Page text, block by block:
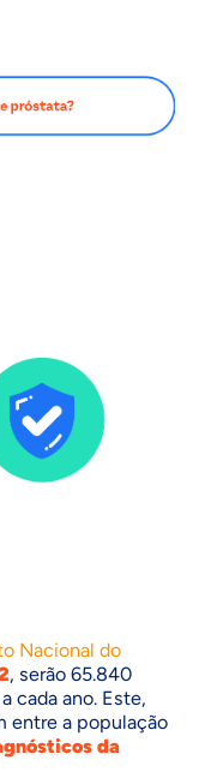
Nacional do
, serão 65.840
cada ano. Este,
entre a população
da